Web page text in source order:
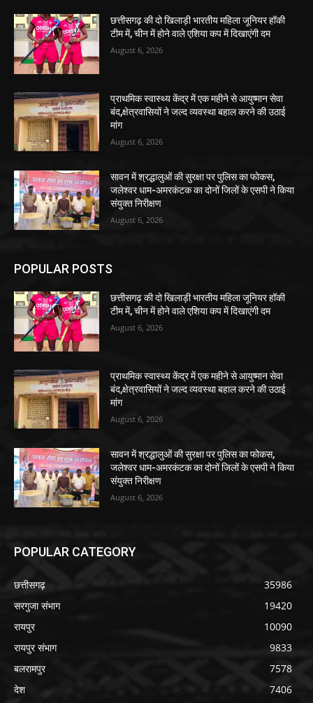
छत्तीसगढ़ की दो खिलाड़ी भारतीय महिला जूनियर हॉकी
टीम में, चीन में होने वाले एशिया कप में दिखाएंगी दम
August 6, 2026
प्राथमिक स्वास्थ्य केंद्र में एक महीने से आयुष्मान सेवा
बंद,क्षेत्रवासियों ने जल्द व्यवस्था बहाल करने की उठाई
मांग
August 6, 2026
सावन में श्रद्धालुओं की सुरक्षा पर पुलिस का फोकस,
जलेश्वर धाम-अमरकंटक का दोनों जिलों के एसपी ने किया
संयुक्त निरीक्षण
August 6, 2026
POPULAR POSTS
छत्तीसगढ़ की दो खिलाड़ी भारतीय महिला जूनियर हॉकी
टीम में, चीन में होने वाले एशिया कप में दिखाएंगी दम
August 6, 2026
प्राथमिक स्वास्थ्य केंद्र में एक महीने से आयुष्मान सेवा
बंद,क्षेत्रवासियों ने जल्द व्यवस्था बहाल करने की उठाई
मांग
August 6, 2026
सावन में श्रद्धालुओं की सुरक्षा पर पुलिस का फोकस,
जलेश्वर धाम-अमरकंटक का दोनों जिलों के एसपी ने किया
संयुक्त निरीक्षण
August 6, 2026
POPULAR CATEGORY
छत्तीसगढ़
35986
सरगुजा संभाग
19420
रायपुर
10090
रायपुर संभाग
9833
बलरामपुर
7578
देश
7406